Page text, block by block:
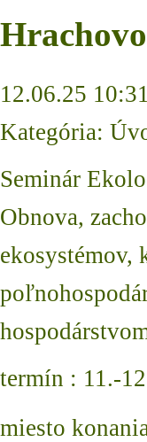
Hrachovo
12.06.25
Kategória:
Seminár
Obnova,
ekosystémov,
termín : 11.-
miesto